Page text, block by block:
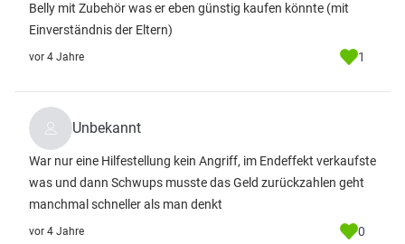
Belly mit Zubehör was er eben günstig kaufen könnte (mit
Einverständnis der Eltern)
vor 4 Jahre 1
Unbekannt
War nur eine Hilfestellung kein Angriff, im Endeffekt verkaufste
was und dann Schwups musste das Geld zurückzahlen geht
manchmal schneller als man denkt
vor 4 Jahre 0